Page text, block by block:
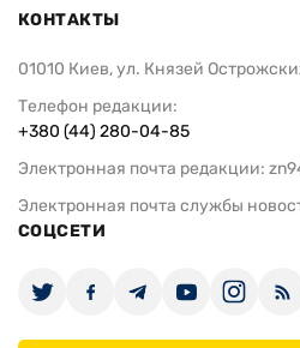
КОНТАКТЫ
01010 Киев, ул. Князей
Телефон редакции:
+380 (44) 280-04-85
Электронная почта редакции:
Электронная почта службы
СОЦСЕТИ